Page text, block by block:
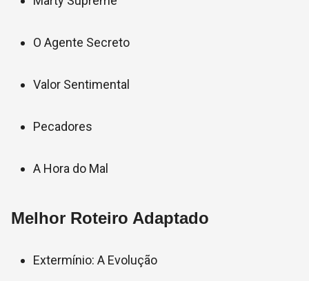
O Agente Secreto
Valor Sentimental
Pecadores
A Hora do Mal
Melhor Roteiro Adaptado
Extermínio: A Evolução